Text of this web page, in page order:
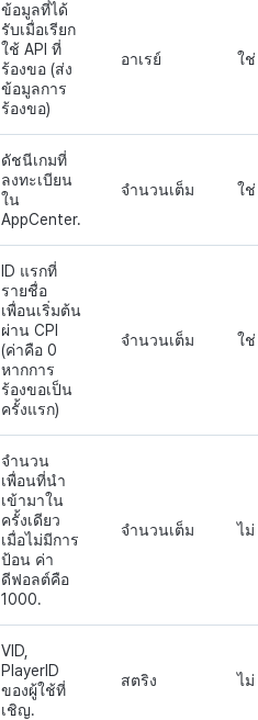
ข้อมูลที่ได้
รับเมื่อเรียก
ใช้ API ที่
ร้องขอ (ส่ง
ข้อมูลการ
ร้องขอ)
อาเรย์ ใช่
ดัชนีเกมที่
ลงทะเบียน
ใน
AppCenter.
จำนวนเต็ม ใช่
ID แรกที่
รายชื่อ
เพื่อนเริ่มต้น
ผ่าน CPI
(ค่าคือ 0
หากการ
ร้องขอเป็น
ครั้งแรก)
จำนวนเต็ม ใช่
จำนวน
เพื่อนที่นำ
เข้ามาใน
ครั้งเดียว
เมื่อไม่มีการ
ป้อน ค่า
ดีฟอลต์คือ
1000.
จำนวนเต็ม ไม่
VID,
PlayerID
ของผู้ใช้ที่
เชิญ.
สตริง ไม่